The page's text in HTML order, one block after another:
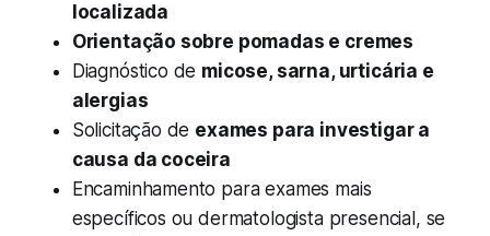
localizada
Orientação sobre pomadas e cremes
Diagnóstico de micose, sarna, urticária e
alergias
Solicitação de exames para investigar a
causa da coceira
Encaminhamento para exames mais
específicos ou dermatologista presencial, se